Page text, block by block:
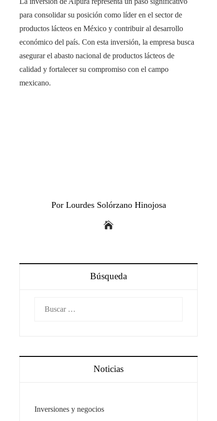
para consolidar su posición como líder en el sector de
productos lácteos en México y contribuir al desarrollo
económico del país. Con esta inversión, la empresa busca
asegurar el abasto nacional de productos lácteos de
calidad y fortalecer su compromiso con el campo
mexicano.
Por Lourdes Solórzano Hinojosa
Búsqueda
Noticias
Inversiones y negocios